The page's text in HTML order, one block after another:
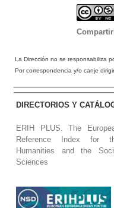
La Dirección no se responsabiliza
Por correspondencia y/o canje
DIRECTORIOS Y
ERIH PLUS. The
Reference Index for
Humanities and the
Sciences